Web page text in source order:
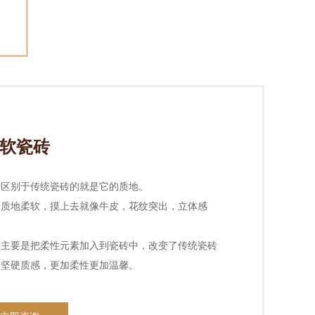
软瓷砖
别于传统瓷砖的就是它的质地。
地柔软，摸上去就像牛皮，花纹突出，立体感
要是把柔性元素加入到瓷砖中，改变了传统瓷砖
硬质感，更加柔性更加温馨。